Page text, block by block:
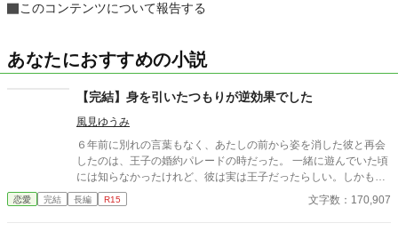
このコンテンツについて報告する
あなたにおすすめの小説
【完結】身を引いたつもりが逆効果でした
風見ゆうみ
６年前に別れの言葉もなく、あたしの前から姿を消した彼と再会
したのは、王子の婚約パレードの時だった。 一緒に遊んでいた頃
には知らなかったけれど、彼は実は王子だったらしい。しかもあ
たしの親友と彼の弟も幼い頃に将来の約束をしていたよう
で・・・・・。 平民と王族ではつりあわない、そう思い、身を引
恋愛 完結 長編 R15 文字数：170,907